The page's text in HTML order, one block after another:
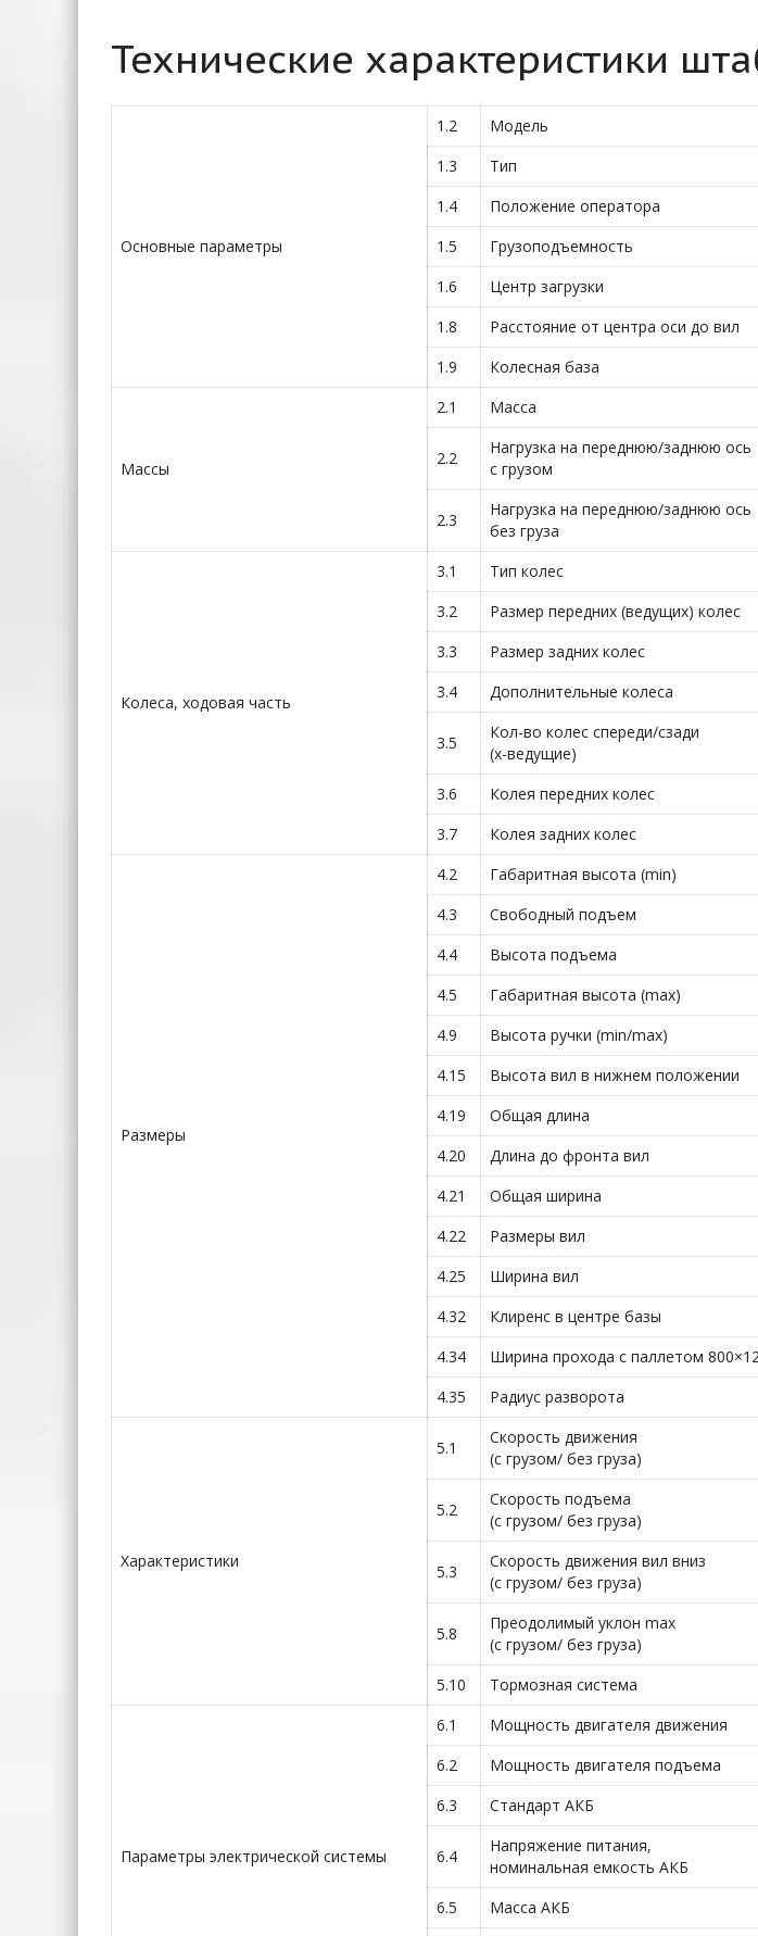
Технические характеристики
Основные параметры
1.2 Модель
1.3
Тип
1.4
Положение оператора
1.5
Грузоподъемность
1.6
Центр загрузки
1.8
Расстояние от центра оси до вил
1.9
Колесная база
Массы
2.1 Масса
2.2
Нагрузка на переднюю/заднюю ось
с грузом
2.3
Нагрузка на переднюю/заднюю ось
без груза
Колеса, ходовая часть
3.1 Тип колес
3.2
Размер передних (ведущих) колес
3.3
Размер задних колес
3.4
Дополнительные колеса
3.5
Кол-во колес спереди/сзади
(х-ведущие)
3.6 Колея передних колес
3.7
Колея задних колес
Размеры
4.2 Габаритная высота (min)
4.3
Свободный подъем
4.4
Высота подъема
4.5
Габаритная высота (max)
4.9
Высота ручки (min/max)
4.15
Высота вил в нижнем положении
4.19
Общая длина
4.20
Длина до фронта вил
4.21
Общая ширина
4.22
Размеры вил
4.25
Ширина вил
4.32
Клиренс в центре базы
4.34
Ширина прохода с паллетом
4.35
Радиус разворота
Характеристики
5.1
Скорость движения
(с грузом/ без груза)
5.2
Скорость подъема
(с грузом/ без груза)
5.3
Скорость движения вил вниз
(с грузом/ без груза)
5.8
Преодолимый уклон max
(с грузом/ без груза)
5.10 Тормозная система
Параметры электрической системы
6.1 Мощность двигателя движения
6.2
Мощность двигателя подъема
6.3
Стандарт АКБ
6.4
Напряжение питания,
номинальная емкость АКБ
6.5 Масса АКБ